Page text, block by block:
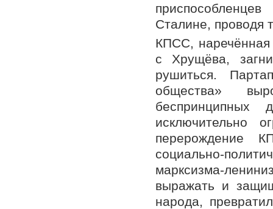
Сталине, проводя
КПСС, наречённая
с Хрущёва,
рушиться.
общества»
беспринципных
исключительно
перерождение
социально-
марксизма-
выражать и
народа,